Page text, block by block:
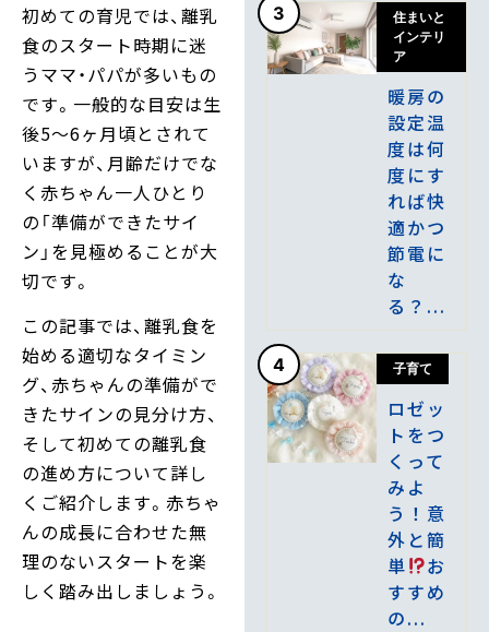
初めての育児では、離乳
食のスタート時期に迷
うママ・パパが多いもの
です。一般的な目安は生
後5～6ヶ月頃とされて
いますが、月齢だけでな
く赤ちゃん一人ひとり
の「準備ができたサイ
ン」を見極めることが大
切です。
この記事では、離乳食を
始める適切なタイミン
グ、赤ちゃんの準備がで
きたサインの見分け方、
そして初めての離乳食
の進め方について詳し
くご紹介します。赤ちゃ
んの成長に合わせた無
理のないスタートを楽
しく踏み出しましょう。
3
住まいと
インテリ
ア
暖房の
設定温
度は何
度にす
れば快
適かつ
節電に
な
る？...
4 子育て
ロゼッ
トをつ
くって
みよ
う！意
外と簡
単
お
すすめ
の...